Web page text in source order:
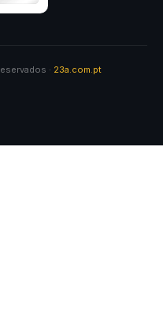
· 23a.com.pt